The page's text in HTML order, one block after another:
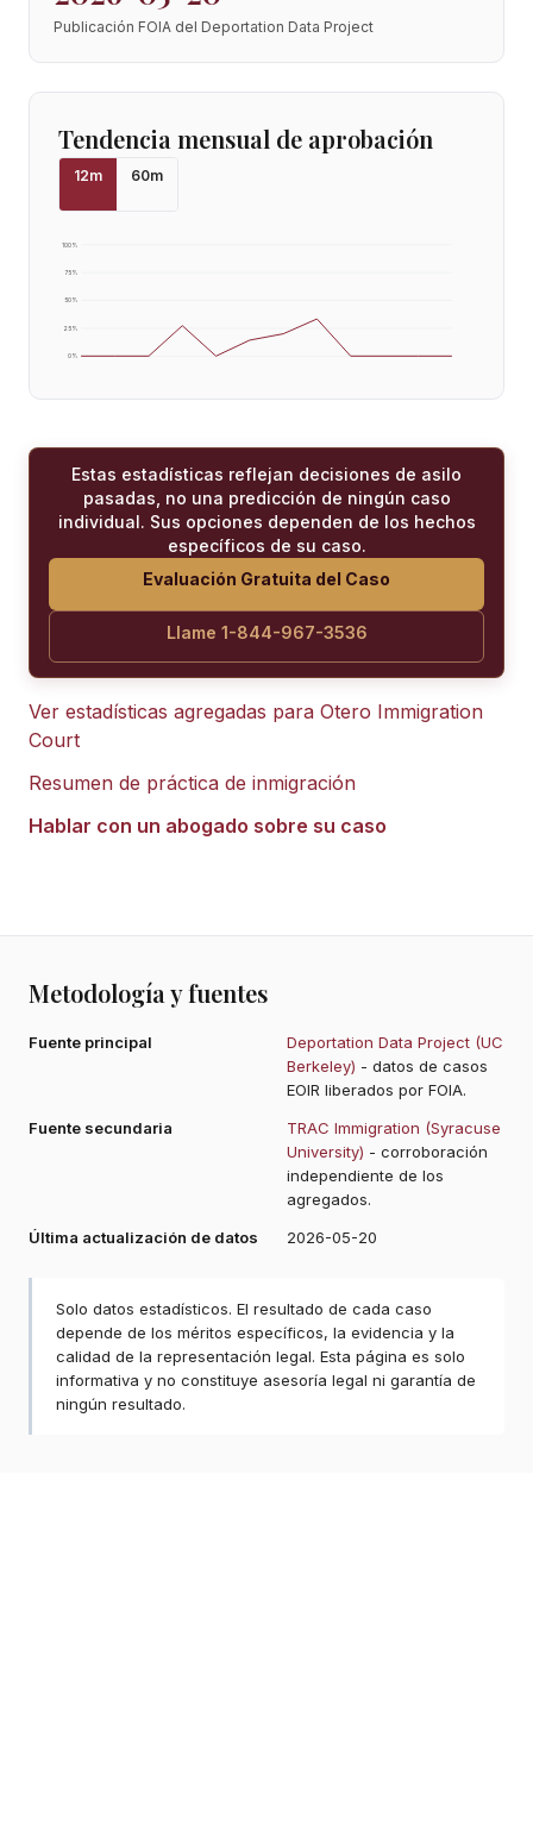
Publicación FOIA del Deportation Data Project
Tendencia mensual de aprobación
12m 60m
0%
25%
50%
75%
100%
Estas estadísticas reflejan decisiones de asilo
pasadas, no una predicción de ningún caso
individual. Sus opciones dependen de los hechos
específicos de su caso.
Evaluación Gratuita del Caso
Llame 1-844-967-3536
Ver estadísticas agregadas para Otero Immigration
Court
Resumen de práctica de inmigración
Hablar con un abogado sobre su caso
Metodología y fuentes
Fuente principal
Deportation Data Project (UC
Berkeley) - datos de casos
EOIR liberados por FOIA.
Fuente secundaria
TRAC Immigration (Syracuse
University) - corroboración
independiente de los
agregados.
Última actualización de datos
2026-05-20
Solo datos estadísticos. El resultado de cada caso
depende de los méritos específicos, la evidencia y la
calidad de la representación legal. Esta página es solo
informativa y no constituye asesoría legal ni garantía de
ningún resultado.